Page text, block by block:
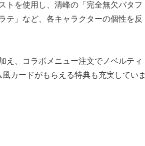
トを使用し、清峰の「完全無欠バタフ
テ」など、各キャラクターの個性を反
え、コラボメニュー注文でノベルティ
カードがもらえる特典も充実していま